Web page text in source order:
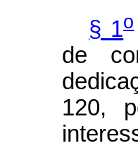
§ 1o
de
120,